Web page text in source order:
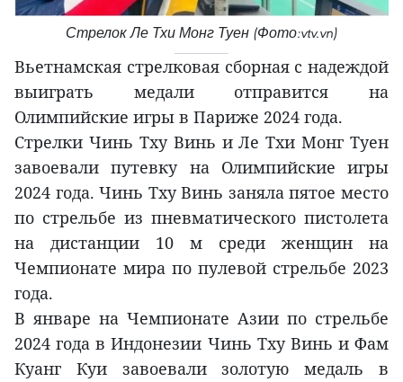
Стрелок Ле Тхи Монг Туен (Фото:vtv.vn)
Вьетнамская стрелковая сборная с надеждой
выиграть медали отправится на
Олимпийские игры в Париже 2024 года.
Стрелки Чинь Тху Винь и Ле Тхи Монг Туен
завоевали путевку на Олимпийские игры
2024 года. Чинь Тху Винь заняла пятое место
по стрельбе из пневматического пистолета
на дистанции 10 м среди женщин на
Чемпионате мира по пулевой стрельбе 2023
года.
В январе на Чемпионате Азии по стрельбе
2024 года в Индонезии Чинь Тху Винь и Фам
Куанг Куи завоевали золотую медаль в